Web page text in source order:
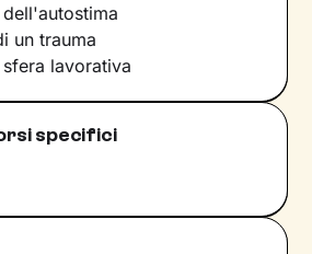
un trauma
lavorativa
specifici